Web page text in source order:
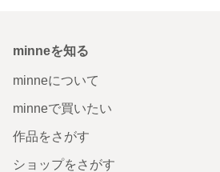
minneを知る
minneについて
minneで買いたい
作品をさがす
ショップをさがす